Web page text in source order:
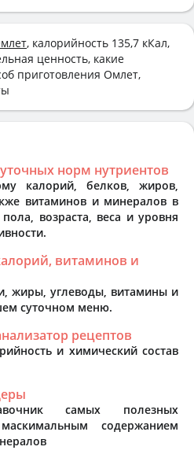
, калорийность 135,7 кКал,
ценность, какие
приготовления Омлет,
норм нутриентов
калорий, белков, жиров,
витаминов и минералов в
возраста, веса и уровня
витаминов и
жиры, углеводы, витамины и
суточном меню.
рецептов
и химический состав
самых полезных
содержанием